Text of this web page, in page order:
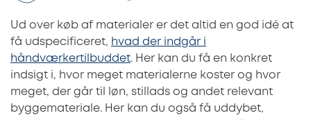
Ud over køb af materialer er det altid en god idé at
få udspecificeret, hvad der indgår i
håndværkertilbuddet. Her kan du få en konkret
indsigt i, hvor meget materialerne koster og hvor
meget, der går til løn, stillads og andet relevant
byggemateriale. Her kan du også få uddybet,